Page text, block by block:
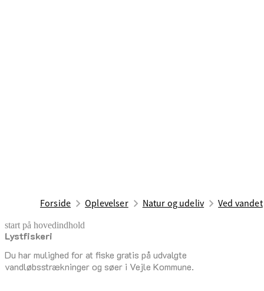
Forside Oplevelser Natur og udeliv Ved vandet
start på hovedindhold
Lystfiskeri
Du har mulighed for at fiske gratis på udvalgte
vandløbsstrækninger og søer i Vejle Kommune.
senest opdateret 22. april 2025